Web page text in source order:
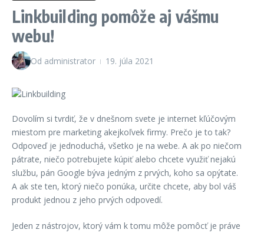
Linkbuilding pomôže aj vášmu
webu!
Od administrator 19. júla 2021
Dovolím si tvrdiť, že v dnešnom svete je internet kľúčovým
miestom pre marketing akejkoľvek firmy. Prečo je to tak?
Odpoveď je jednoduchá, všetko je na webe. A ak po niečom
pátrate, niečo potrebujete kúpiť alebo chcete využiť nejakú
službu, pán Google býva jedným z prvých, koho sa opýtate.
A ak ste ten, ktorý niečo ponúka, určite chcete, aby bol váš
produkt jednou z jeho prvých odpovedí.
Jeden z nástrojov, ktorý vám k tomu môže pomôcť je práve